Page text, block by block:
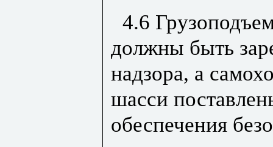
4.6
должны быть
надзора, а
шасси
обеспечения